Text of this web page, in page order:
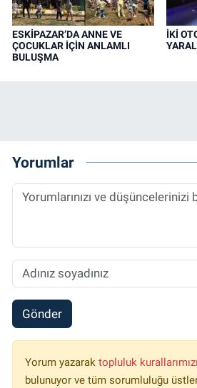
ESKİPAZAR’DA ANNE VE
ÇOCUKLAR İÇİN ANLAMLI
BULUŞMA
İKİ
Yorumlar
Gönder
Yorum yazarak topluluk kurallarımızı
bulunuyor ve tüm sorumluluğu